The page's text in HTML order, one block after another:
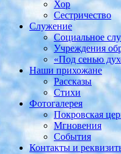
Хор
Сестричество
Служение
Социальное
Учреждения
«Под сенью
Наши прихожане
Рассказы
Стихи
Фотогалерея
Покровская
Мгновения
События
Контакты и